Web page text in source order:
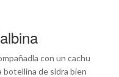
con un cachu
botellina de sidra bien